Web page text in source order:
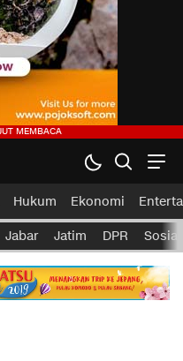
Hukum Ekonomi
Jabar Jatim DPR Sosial